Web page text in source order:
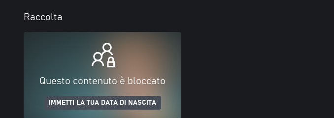
Raccolta
Questo contenuto è bloccato
IMMETTI LA TUA DATA DI NASCITA